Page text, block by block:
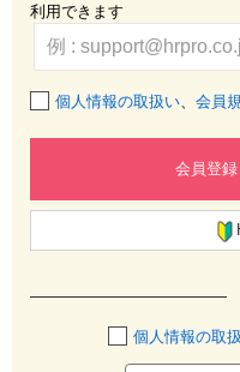
利用できます
個人情報の取扱い、 会員
会員登
個人情報の取